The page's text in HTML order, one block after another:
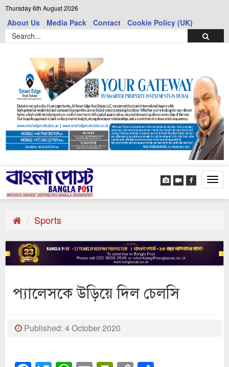
Thursday 6th August 2026
About Us Media Pack Contact Cookie Policy (UK)
Sports
প্যালেসকে উড়িয়ে দিল চেলসি
Published: 4 October 2020